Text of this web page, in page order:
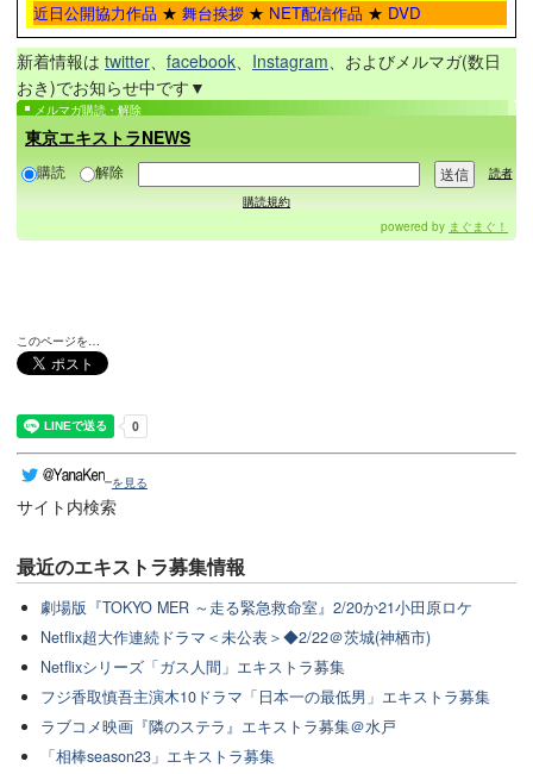
近日公開協力作品 ★ 舞台挨拶 ★ NET配信作品 ★ DVD
新着情報は twitter、 facebook、 Instagram、およびメルマガ(数日
おき)でお知らせ中です▼
メルマガ購読・解除
東京エキストラNEWS
購読 解除
読者
購読規約
powered by まぐまぐ！
このページを…
を見る
サイト内検索
最近のエキストラ募集情報
劇場版『TOKYO MER ～走る緊急救命室』2/20か21小田原ロケ
Netflix超大作連続ドラマ＜未公表＞◆2/22＠茨城(神栖市)
Netflixシリーズ「ガス人間」エキストラ募集
フジ香取慎吾主演木10ドラマ「日本一の最低男」エキストラ募集
ラブコメ映画『隣のステラ』エキストラ募集＠水戸
「相棒season23」エキストラ募集